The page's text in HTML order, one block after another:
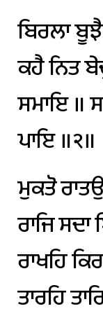
ਬਿਰਲਾਬੂਝੈ
ਕਹੈਨਿਤ
ਸਮਾਇ॥
ਪਾਇ॥੨॥
ਮੁਕਤੋ
ਰਾਜਿਸਦਾ
ਰਾਖਹਿ
ਤਾਰਹਿ